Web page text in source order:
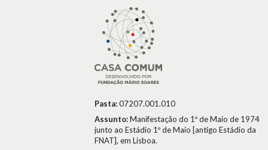
Pasta:07207.001.010
Assunto:Manifestação do 1º de Maio de 1974
junto ao Estádio 1º de Maio [antigo Estádio da
FNAT], em Lisboa.